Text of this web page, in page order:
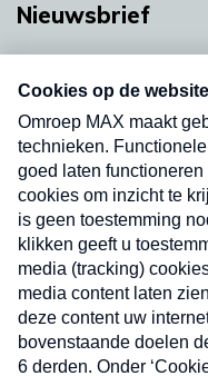
Nieuwsbrief
nieuwsbrief. Elke
uw mailbox.